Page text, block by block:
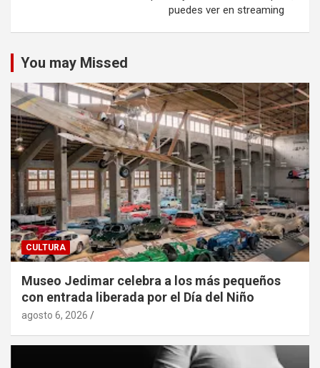
puedes ver en streaming
You may Missed
CULTURA
Museo Jedimar celebra a los más pequeños
con entrada liberada por el Día del Niño
agosto 6, 2026